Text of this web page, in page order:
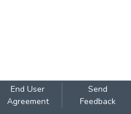
End User
Agreement
Send
Feedback